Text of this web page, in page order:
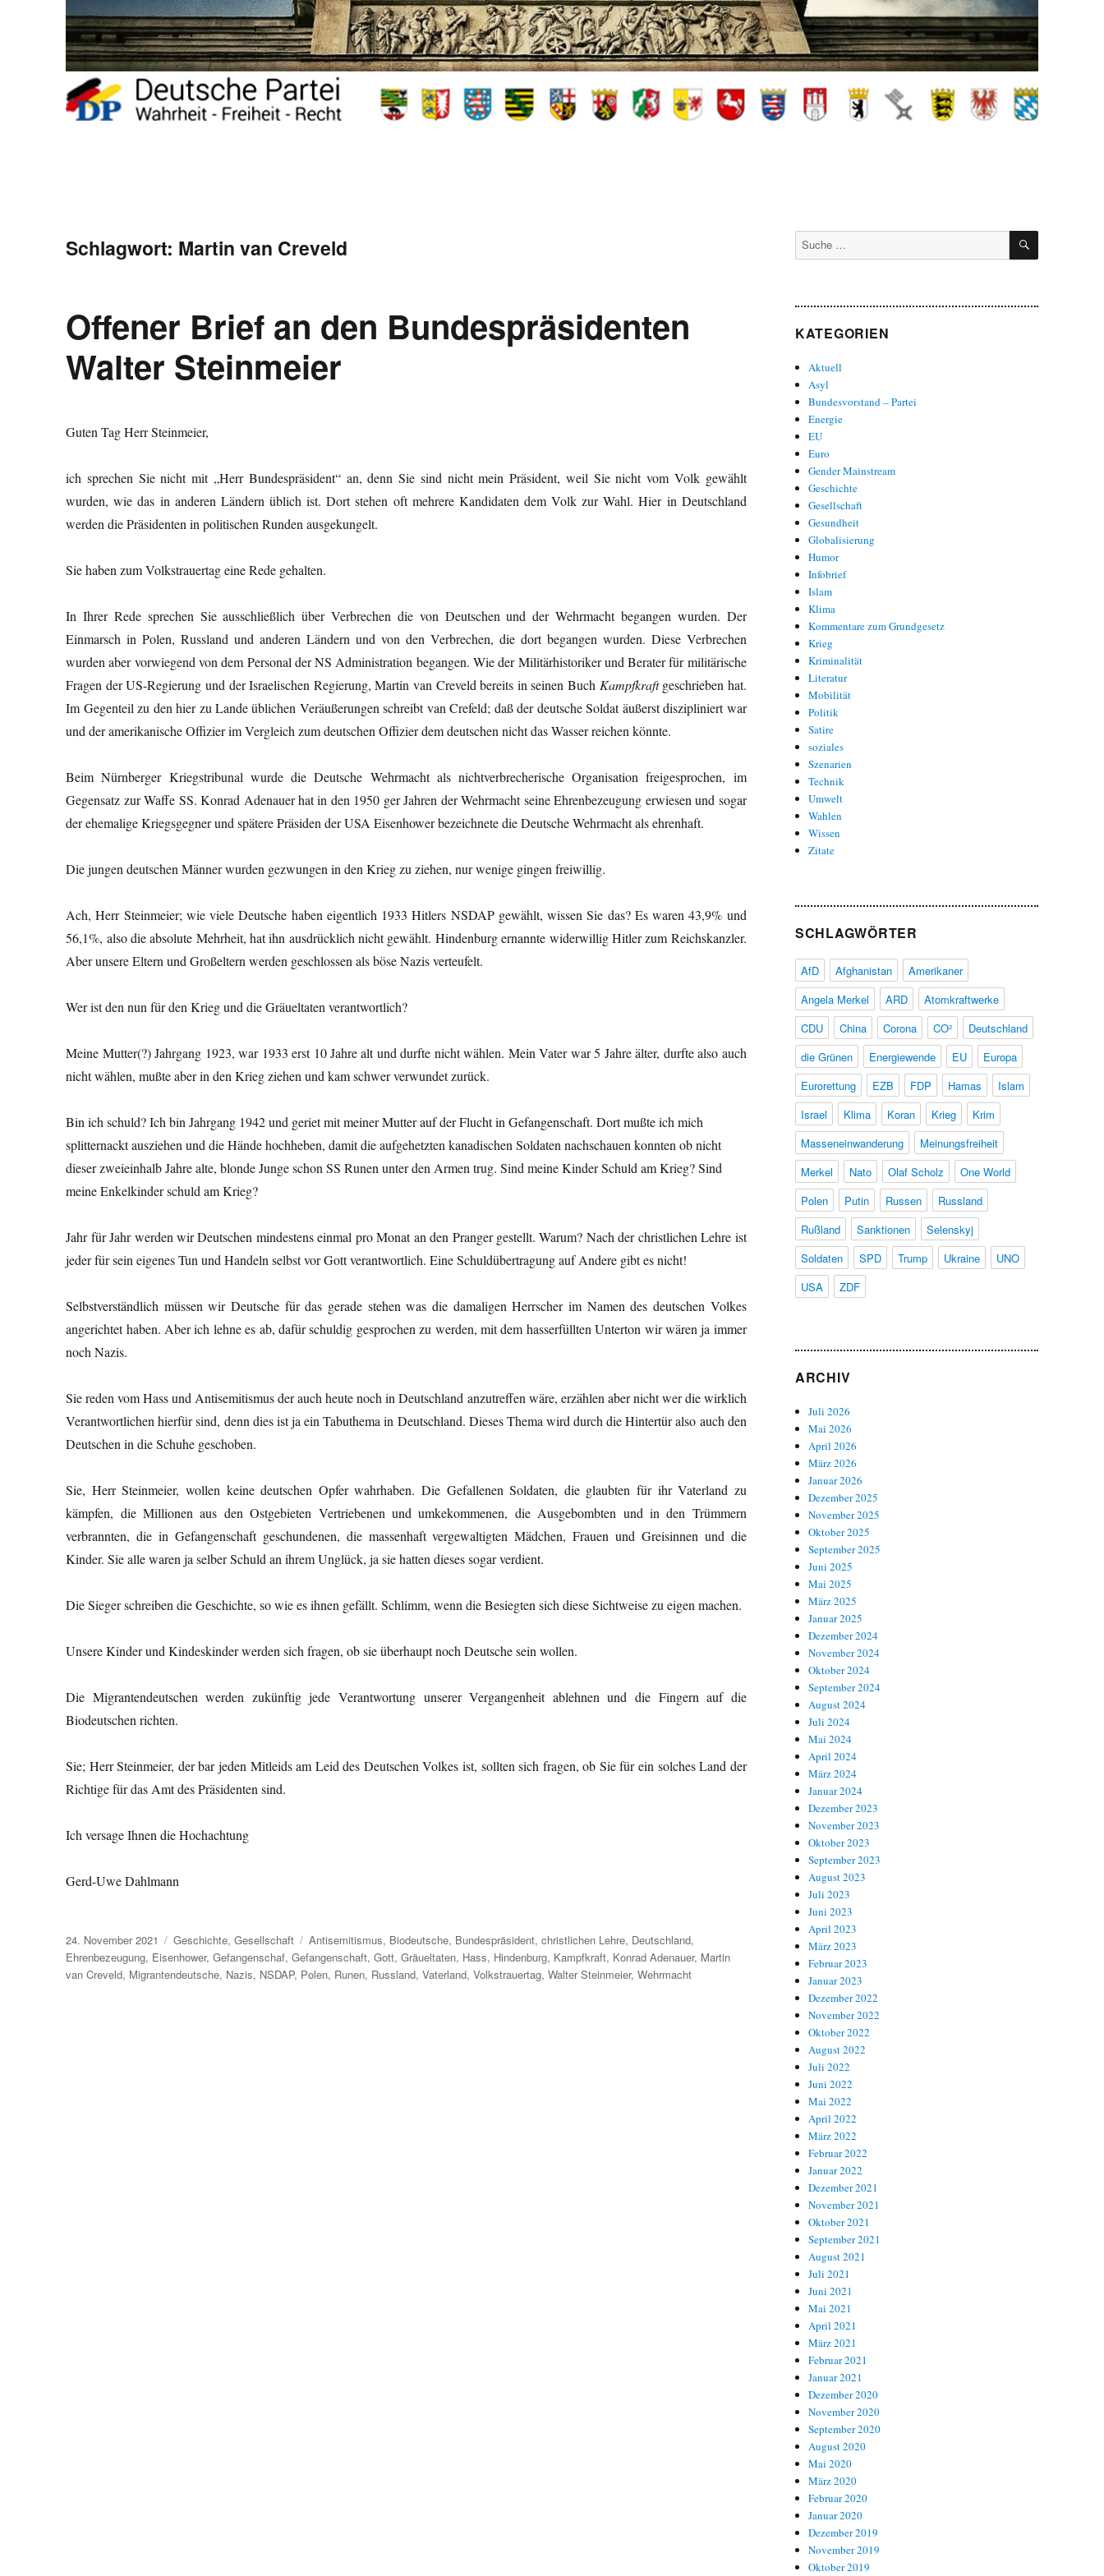
Schlagwort: Martin van Creveld
Offener Brief an den Bundespräsidenten
Walter Steinmeier
Guten Tag Herr Steinmeier,
ich sprechen Sie nicht mit „Herr Bundespräsident“ an, denn Sie sind nicht mein Präsident, weil Sie nicht vom Volk gewählt
wurden, wie das in anderen Ländern üblich ist. Dort stehen oft mehrere Kandidaten dem Volk zur Wahl. Hier in Deutschland
werden die Präsidenten in politischen Runden ausgekungelt.
Sie haben zum Volkstrauertag eine Rede gehalten.
In Ihrer Rede sprechen Sie ausschließlich über Verbrechen die von Deutschen und der Wehrmacht begangen wurden. Der
Einmarsch in Polen, Russland und anderen Ländern und von den Verbrechen, die dort begangen wurden. Diese Verbrechen
wurden aber vorwiegend von dem Personal der NS Administration begangen. Wie der Militärhistoriker und Berater für militärische
Fragen der US-Regierung und der Israelischen Regierung, Martin van Creveld bereits in seinen Buch Kampfkraftgeschrieben hat.
Im Gegenteil zu den hier zu Lande üblichen Veräußerungen schreibt van Crefeld; daß der deutsche Soldat äußerst diszipliniert war
und der amerikanische Offizier im Vergleich zum deutschen Offizier dem deutschen nicht das Wasser reichen könnte.
Beim Nürnberger Kriegstribunal wurde die Deutsche Wehrmacht als nichtverbrecherische Organisation freigesprochen, im
Gegensatz zur Waffe SS. Konrad Adenauer hat in den 1950 ger Jahren der Wehrmacht seine Ehrenbezeugung erwiesen und sogar
der ehemalige Kriegsgegner und spätere Präsiden der USA Eisenhower bezeichnete die Deutsche Wehrmacht als ehrenhaft.
Die jungen deutschen Männer wurden gezwungen in den Krieg zu ziehen, nur wenige gingen freiwillig.
Ach, Herr Steinmeier; wie viele Deutsche haben eigentlich 1933 Hitlers NSDAP gewählt, wissen Sie das? Es waren 43,9% und
56,1%, also die absolute Mehrheit, hat ihn ausdrücklich nicht gewählt. Hindenburg ernannte widerwillig Hitler zum Reichskanzler.
Aber unsere Eltern und Großeltern werden geschlossen als böse Nazis verteufelt.
Wer ist den nun für den Krieg und die Gräueltaten verantwortlich?
Meine Mutter(?) Jahrgang 1923, war 1933 erst 10 Jahre alt und durfte nicht wählen. Mein Vater war 5 Jahre älter, durfte also auch
nicht wählen, mußte aber in den Krieg ziehen und kam schwer verwundet zurück.
Bin ich schuld? Ich bin Jahrgang 1942 und geriet mit meiner Mutter auf der Flucht in Gefangenschaft. Dort mußte ich mich
splitternackt ausziehen und die Hände hochheben, damit die aufgehetzten kanadischen Soldaten nachschauen konnten ob nicht
dieser zweieinhalb Jahre alte, blonde Junge schon SS Runen unter den Armen trug. Sind meine Kinder Schuld am Krieg? Sind
meine Enkelkinder schuld am Krieg?
Jahr für Jahr werden wir Deutschen mindestens einmal pro Monat an den Pranger gestellt. Warum? Nach der christlichen Lehre ist
jeder für sein eigenes Tun und Handeln selbst vor Gott verantwortlich. Eine Schuldübertragung auf Andere gibt es nicht!
Selbstverständlich müssen wir Deutsche für das gerade stehen was die damaligen Herrscher im Namen des deutschen Volkes
angerichtet haben. Aber ich lehne es ab, dafür schuldig gesprochen zu werden, mit dem hasserfüllten Unterton wir wären ja immer
noch Nazis.
Sie reden vom Hass und Antisemitismus der auch heute noch in Deutschland anzutreffen wäre, erzählen aber nicht wer die wirklich
Verantwortlichen hierfür sind, denn dies ist ja ein Tabuthema in Deutschland. Dieses Thema wird durch die Hintertür also auch den
Deutschen in die Schuhe geschoben.
Sie, Herr Steinmeier, wollen keine deutschen Opfer wahrhaben. Die Gefallenen Soldaten, die glaubten für ihr Vaterland zu
kämpfen, die Millionen aus den Ostgebieten Vertriebenen und umkekommenen, die Ausgebombten und in den Trümmern
verbrannten, die in Gefangenschaft geschundenen, die massenhaft vergewaltigten Mädchen, Frauen und Greisinnen und die
Kinder. Sie alle waren ja selber Schuld an ihrem Unglück, ja sie hatten dieses sogar verdient.
Die Sieger schreiben die Geschichte, so wie es ihnen gefällt. Schlimm, wenn die Besiegten sich diese Sichtweise zu eigen machen.
Unsere Kinder und Kindeskinder werden sich fragen, ob sie überhaupt noch Deutsche sein wollen.
Die Migrantendeutschen werden zukünftig jede Verantwortung unserer Vergangenheit ablehnen und die Fingern auf die
Biodeutschen richten.
Sie; Herr Steinmeier, der bar jeden Mitleids am Leid des Deutschen Volkes ist, sollten sich fragen, ob Sie für ein solches Land der
Richtige für das Amt des Präsidenten sind.
Ich versage Ihnen die Hochachtung
Gerd-Uwe Dahlmann
Veröffentlicht
am
24. November 2021 Kategorien
Geschichte,Gesellschaft Schlagwörter
Antisemitismus, Biodeutsche, Bundespräsident,christlichen Lehre, Deutschland,
Ehrenbezeugung, Eisenhower,Gefangenschaf,Gefangenschaft,Gott,Gräueltaten, Hass, Hindenburg, Kampfkraft, Konrad Adenauer, Martin
van Creveld, Migrantendeutsche, Nazis, NSDAP, Polen, Runen, Russland,Vaterland,Volkstrauertag,Walter Steinmeier,Wehrmacht
Suche
nach:
SUCHEN
KATEGORIEN
Aktuell
Asyl
Bundesvorstand – Partei
Energie
EU
Euro
Gender Mainstream
Geschichte
Gesellschaft
Gesundheit
Globalisierung
Humor
Infobrief
Islam
Klima
Kommentare zum Grundgesetz
Krieg
Kriminalität
Literatur
Mobilität
Politik
Satire
soziales
Szenarien
Technik
Umwelt
Wahlen
Wissen
Zitate
SCHLAGWÖRTER
AfD Afghanistan
Amerikaner
Angela Merkel
ARD
Atomkraftwerke
CDU
China Corona CO²
Deutschland
die Grünen
Energiewende EU
Europa
Eurorettung
EZB FDP Hamas
Islam
Israel
Klima Koran Krieg
Krim
Masseneinwanderung
Meinungsfreiheit
Merkel
Nato Olaf Scholz
One World
Polen
Putin Russen
Russland
Rußland
Sanktionen
Selenskyj
Soldaten
SPD Trump Ukraine
UNO
USA
ZDF
ARCHIV
Juli 2026
Mai 2026
April 2026
März 2026
Januar 2026
Dezember 2025
November 2025
Oktober 2025
September 2025
Juni 2025
Mai 2025
März 2025
Januar 2025
Dezember 2024
November 2024
Oktober 2024
September 2024
August 2024
Juli 2024
Mai 2024
April 2024
März 2024
Januar 2024
Dezember 2023
November 2023
Oktober 2023
September 2023
August 2023
Juli 2023
Juni 2023
April 2023
März 2023
Februar 2023
Januar 2023
Dezember 2022
November 2022
Oktober 2022
August 2022
Juli 2022
Juni 2022
Mai 2022
April 2022
März 2022
Februar 2022
Januar 2022
Dezember 2021
November 2021
Oktober 2021
September 2021
August 2021
Juli 2021
Juni 2021
Mai 2021
April 2021
März 2021
Februar 2021
Januar 2021
Dezember 2020
November 2020
September 2020
August 2020
Mai 2020
März 2020
Februar 2020
Januar 2020
Dezember 2019
November 2019
Oktober 2019